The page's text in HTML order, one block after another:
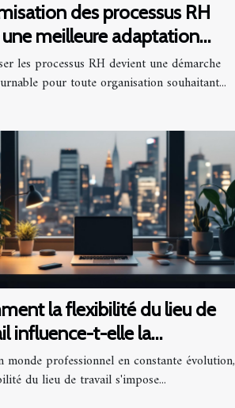
des processus RH
meilleure adaptation
les processus RH devient une démarche
pour toute organisation souhaitant...
la flexibilité du lieu de
influence-t-elle la
monde professionnel en constante évolution,
du lieu de travail s'impose...